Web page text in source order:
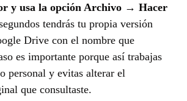
y usa la opción Archivo → Hacer
tendrás tu propia versión
Drive con el nombre que
es importante porque así trabajas
personal y evitas alterar el
que consultaste.